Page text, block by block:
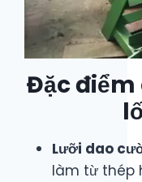
Đặc điểm
Lưỡi dao
làm từ thép